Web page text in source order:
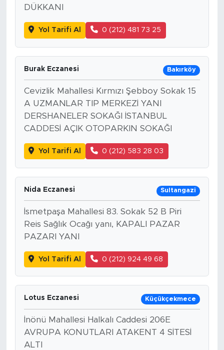
DÜKKANI
Yol Tarifi Al 0 (212) 481 73 25
Burak Eczanesi Bakırköy
Cevizlik Mahallesi Kırmızı Şebboy Sokak 15
A UZMANLAR TIP MERKEZİ YANI
DERSHANELER SOKAĞI İSTANBUL
CADDESİ AÇIK OTOPARKIN SOKAĞI
Yol Tarifi Al 0 (212) 583 28 03
Nida Eczanesi Sultangazi
İsmetpaşa Mahallesi 83. Sokak 52 B Piri
Reis Sağlık Ocağı yanı, KAPALI PAZAR
PAZARI YANI
Yol Tarifi Al 0 (212) 924 49 68
Lotus Eczanesi Küçükçekmece
İnönü Mahallesi Halkalı Caddesi 206E
AVRUPA KONUTLARI ATAKENT 4 SİTESİ
ALTI